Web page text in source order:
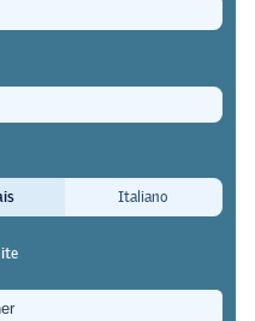
compétences acquises
la validation
est-elle
Italiano